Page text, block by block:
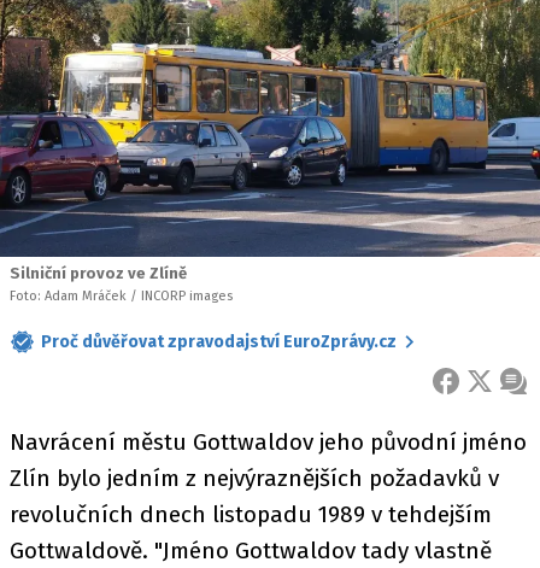
Silniční provoz ve Zlíně
Foto: Adam Mráček / INCORP images
Proč důvěřovat zpravodajství EuroZprávy.cz
FACEBOOK
X
Navrácení městu Gottwaldov jeho původní jméno
Zlín bylo jedním z nejvýraznějších požadavků v
revolučních dnech listopadu 1989 v tehdejším
Gottwaldově. "Jméno Gottwaldov tady vlastně